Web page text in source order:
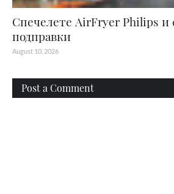
Спечелете AirFryer Philips и
подправки
August 10, 2026
Post a Comment